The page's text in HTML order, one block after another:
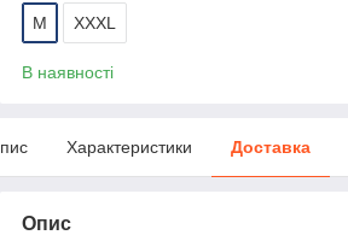
M XXXL
В наявності
Характеристики Доставка
Опис